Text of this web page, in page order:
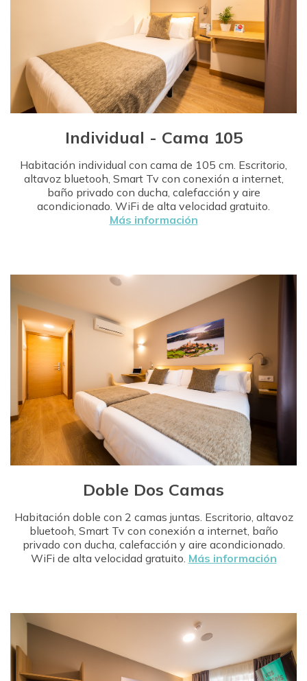
Individual - Cama 105
Habitación individual con cama de 105 cm. Escritorio,
altavoz bluetooh, Smart Tv con conexión a internet,
baño privado con ducha, calefacción y aire
acondicionado. WiFi de alta velocidad gratuito.
Más información
Doble Dos Camas
Habitación doble con 2 camas juntas. Escritorio, altavoz
bluetooh, Smart Tv con conexión a internet, baño
privado con ducha, calefacción y aire acondicionado.
WiFi de alta velocidad gratuito. Más información